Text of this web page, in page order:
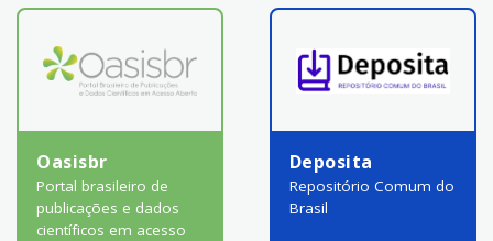
Oasisbr
Portal brasileiro de
publicações e dados
científicos em acesso
Deposita
Repositório Comum do
Brasil